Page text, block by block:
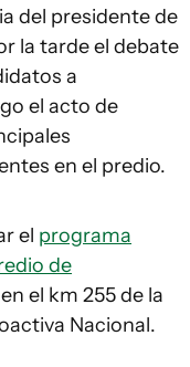
del presidente de
la tarde el debate
a
el acto de
en el predio.
el programa
de
el km 255 de la
Nacional.